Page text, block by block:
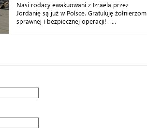
Nasi rodacy ewakuowani z Izraela przez
Jordanię są już w Polsce. Gratuluję żołnierzom
sprawnej i bezpiecznej operacji! –...